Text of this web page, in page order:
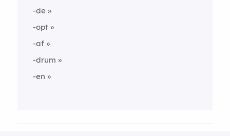
-de
-opt
-af
-drum
-en